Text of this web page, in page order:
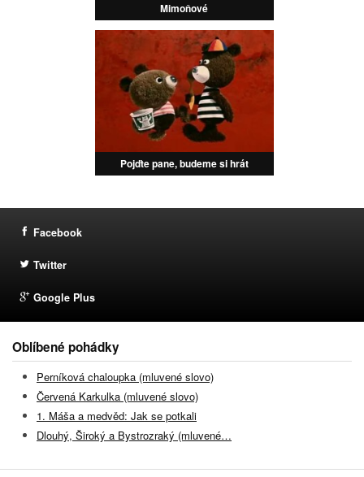
Mimoňové
Pojďte pane, budeme si hrát
Facebook
Twitter
Google Plus
Oblíbené pohádky
Perníková chaloupka (mluvené slovo)
Červená Karkulka (mluvené slovo)
1. Máša a medvěd: Jak se potkali
Dlouhý, Široký a Bystrozraký (mluvené…